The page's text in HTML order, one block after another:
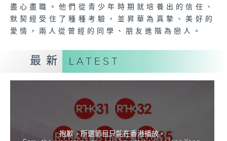
盡心盡職。他們從青少年時期就培養出的信任、
默契經受住了種種考驗，並昇華為真摯、美好的
愛情，兩人從曾經的同學、朋友進階為戀人。
最新 LATEST
抱歉，所選節目只能在香港播放。